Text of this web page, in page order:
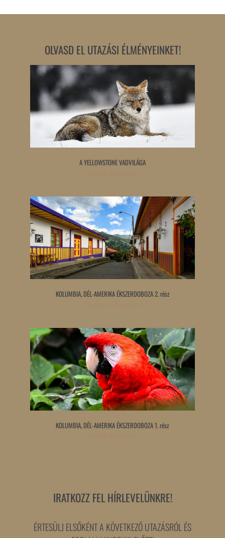
OLVASD EL UTAZÁSI ÉLMÉNYEINKET!
A YELLOWSTONE VADVILÁGA
KOLUMBIA, DÉL-AMERIKA ÉKSZERDOBOZA 2. rész
KOLUMBIA, DÉL-AMERIKA ÉKSZERDOBOZA 1. rész
IRATKOZZ FEL HÍRLEVELÜNKRE!
ÉRTESÜLJ ELSŐKÉNT A KÖVETKEZŐ UTAZÁSRÓL ÉS